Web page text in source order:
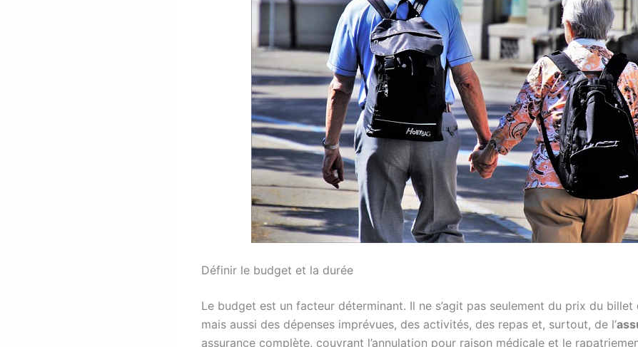
Définir le budget et la durée
Le budget est un facteur déterminant. Il ne s’agit pas seulement du prix du billet
mais aussi des dépenses imprévues, des activités, des repas et, surtout, de l’
assurance complète, couvrant l’annulation pour raison médicale et le